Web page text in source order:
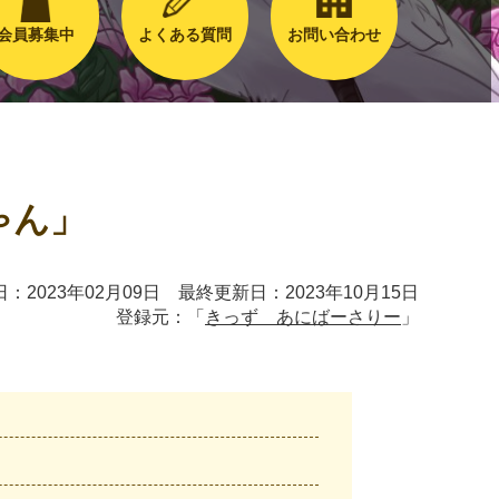
員募集中 よくある質問 お問い合わせ
」
：2023年02月09日 最終更新日：2023年10月15日
登録元：「 きっず あにばーさりー 」